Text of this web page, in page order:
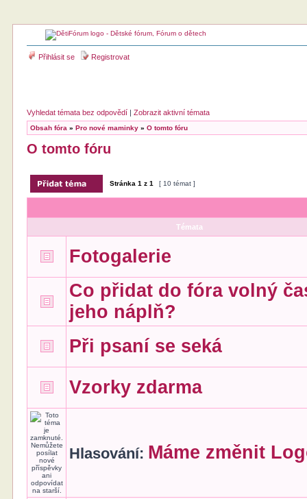
Přihlásit se Registrovat
Vyhledat témata bez odpovědí |Zobrazit aktivní témata
Obsah fóra »Pro nové maminky »O tomto fóru
O tomto fóru
Stránka1 z1 [ 10 témat ]
Témata
Fotogalerie
Co přidat do fóra volný
jeho náplň?
Při psaní se seká
Vzorky zdarma
Hlasování: Máme změnit